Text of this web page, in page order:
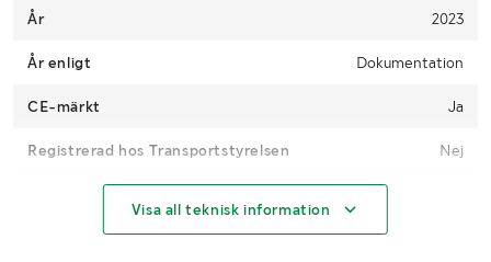
År 2023
År enligt Dokumentation
CE-märkt Ja
Registrerad hos Transportstyrelsen Nej
Drifttimmar (h)
Visa all teknisk information